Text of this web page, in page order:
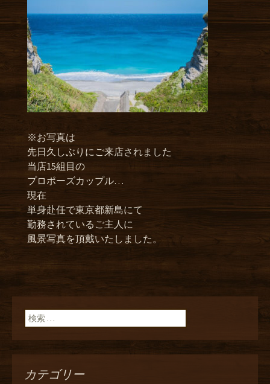
※お写真は
先日久しぶりにご来店されました
当店15組目の
プロポーズカップル…
現在
単身赴任で東京都新島にて
勤務されているご主人に
風景写真を頂戴いたしました。
検索:
カテゴリー